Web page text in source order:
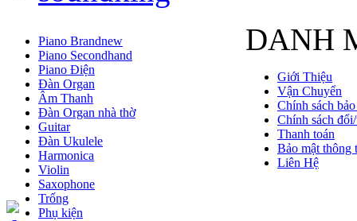
DANH
Piano Brandnew
Piano Secondhand
Piano Điện
Đàn Organ
Âm Thanh
Đàn Organ nhà thờ
Guitar
Đàn Ukulele
Harmonica
Violin
Saxophone
Trống
Phụ kiện
Giới Thiệu
Vận Chuyển
Chính sách
Chính sách
Thanh toán
Bảo mật thông
Liên Hệ